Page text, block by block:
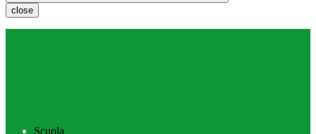
close
Scuola